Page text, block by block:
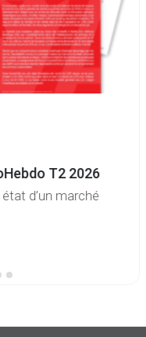
T2 2026
d’un marché